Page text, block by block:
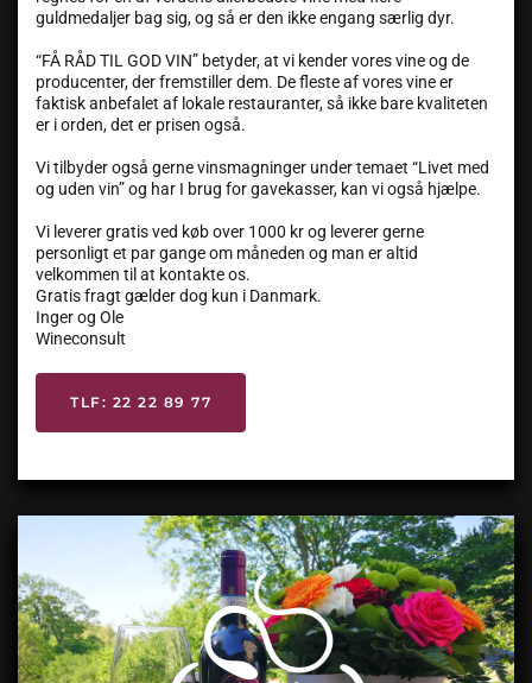
guldmedaljer bag sig, og så er den ikke engang særlig dyr.
“FÅ RÅD TIL GOD VIN” betyder, at vi kender vores vine og de
producenter, der fremstiller dem. De fleste af vores vine er
faktisk anbefalet af lokale restauranter, så ikke bare kvaliteten
er i orden, det er prisen også.
Vi tilbyder også gerne vinsmagninger under temaet “Livet med
og uden vin” og har I brug for gavekasser, kan vi også hjælpe.
Vi leverer gratis ved køb over 1000 kr og leverer gerne
personligt et par gange om måneden og man er altid
velkommen til at kontakte os.
Gratis fragt gælder dog kun i Danmark.
Inger og Ole
Wineconsult
TLF: 22 22 89 77